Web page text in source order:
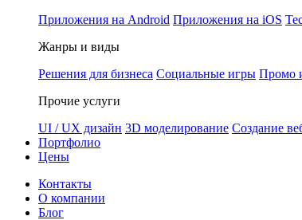
Приложения на Android Приложения на iOS
Жанры и виды
Решения для бизнеса Социальные игры Промо
Прочие услуги
UI / UX дизайн 3D моделирование Создание
Портфолио
Цены
Контакты
О компании
Блог